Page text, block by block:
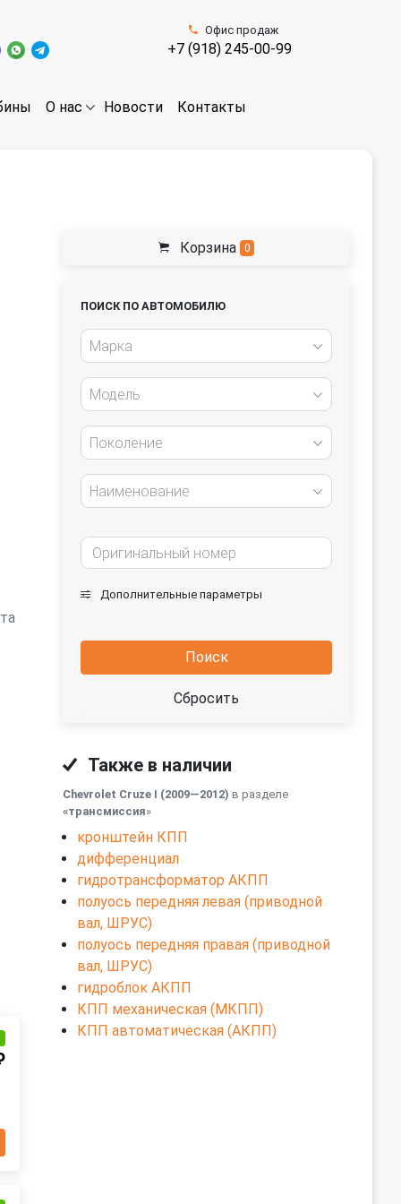
Офис продаж
+7 (918) 245-00-99
О нас Новости Контакты
Корзина 0
ПОИСК ПО АВТОМОБИЛЮ
Марка
Модель
Поколение
Наименование
Дополнительные параметры
Поиск
Сбросить
Также в наличии
Chevrolet Cruze I (2009—2012) в разделе
«трансмиссия»
кронштейн КПП
дифференциал
гидротрансформатор АКПП
полуось передняя левая (приводной
вал, ШРУС)
полуось передняя правая (приводной
вал, ШРУС)
гидроблок АКПП
КПП механическая (МКПП)
КПП автоматическая (АКПП)